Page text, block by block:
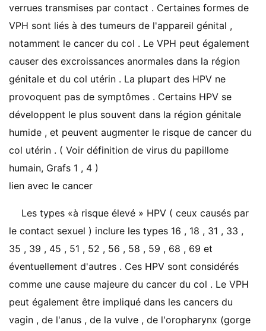
verrues transmises par contact . Certaines formes de
VPH sont liés à des tumeurs de l'appareil génital ,
notamment le cancer du col . Le VPH peut également
causer des excroissances anormales dans la région
génitale et du col utérin . La plupart des HPV ne
provoquent pas de symptômes . Certains HPV se
développent le plus souvent dans la région génitale
humide , et peuvent augmenter le risque de cancer du
col utérin . ( Voir définition de virus du papillome
humain, Grafs 1 , 4 )
lien avec le cancer
Les types «à risque élevé » HPV ( ceux causés par
le contact sexuel ) inclure les types 16 , 18 , 31 , 33 ,
35 , 39 , 45 , 51 , ​​52 , 56 , 58 , 59 , 68 , 69 et
éventuellement d'autres . Ces HPV sont considérés
comme une cause majeure du cancer du col . Le VPH
peut également être impliqué dans les cancers du
vagin , de l'anus , de la vulve , de l'oropharynx (gorge